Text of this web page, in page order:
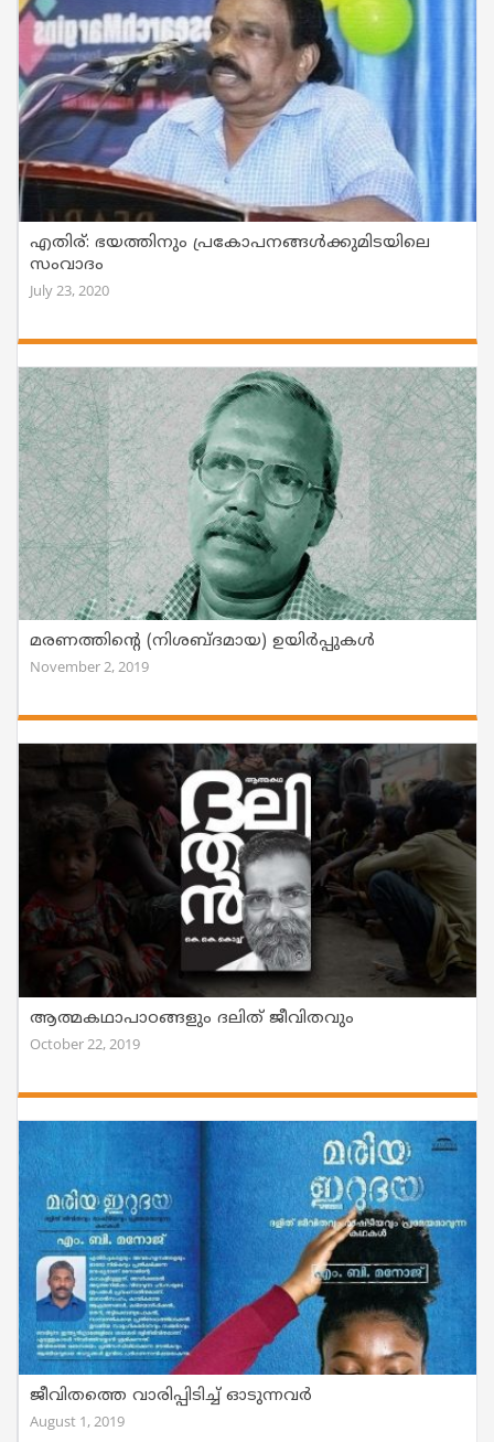
എതിര്: ഭയത്തിനും പ്രകോപനങ്ങൾക്കുമിടയിലെ
സംവാദം
July 23, 2020
മരണത്തിന്റെ (നിശബ്ദമായ) ഉയിര്‍പ്പുകൾ
November 2, 2019
ആത്മകഥാപാഠങ്ങളും ദലിത്‌ ജീവിതവും
October 22, 2019
ജീവിതത്തെ വാരിപ്പിടിച്ച് ഓടുന്നവര്‍
August 1, 2019